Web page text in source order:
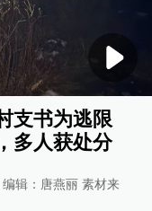
支书为逃限
多人获处分
辑：唐燕丽 素材来